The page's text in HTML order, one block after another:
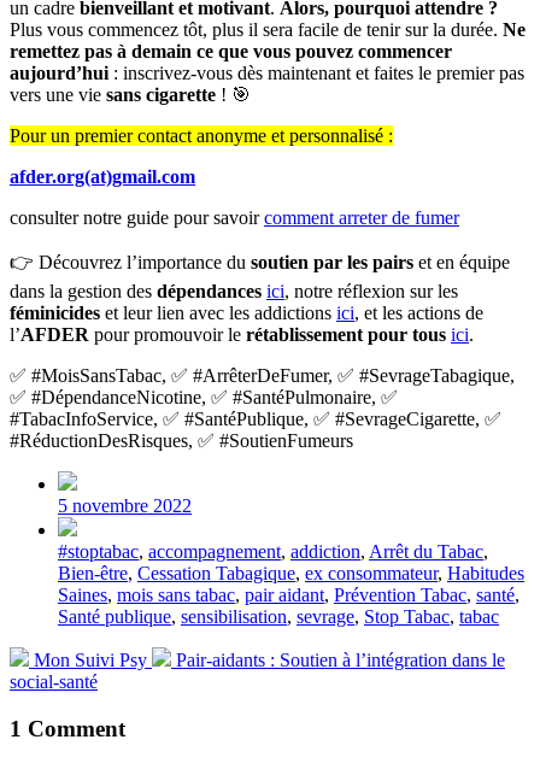
un cadre bienveillant et motivant. Alors, pourquoi attendre ?
Plus vous commencez tôt, plus il sera facile de tenir sur la durée. Ne
remettez pas à demain ce que vous pouvez commencer
aujourd’hui : inscrivez-vous dès maintenant et faites le premier pas
vers une vie sans cigarette ! 🎯
Pour un premier contact anonyme et personnalisé :
afder.org(at)gmail.com
consulter notre guide pour savoircomment arreter de fumer
👉 Découvrez l’importance du soutien par les pairs et en équipe
dans la gestion des dépendances ici, notre réflexion sur les
féminicides et leur lien avec les addictions ici, et les actions de
l’AFDER pour promouvoir le rétablissement pour tous ici.
✅ #MoisSansTabac, ✅ #ArrêterDeFumer, ✅ #SevrageTabagique,
✅ #DépendanceNicotine, ✅ #SantéPulmonaire, ✅
#TabacInfoService, ✅ #SantéPublique, ✅ #SevrageCigarette, ✅
#RéductionDesRisques, ✅ #SoutienFumeurs
Post
date
5 novembre 2022
Tagged
with
#stoptabac, accompagnement, addiction, Arrêt du Tabac,
Bien-être, Cessation Tabagique, ex consommateur, Habitudes
Saines, mois sans tabac, pair aidant, Prévention Tabac, santé,
Santé publique, sensibilisation, sevrage, Stop Tabac, tabac
Previous
post:
Mon Suivi Psy
Next
Pair-aidants : Soutien à l’intégration dans le
social-santé
1 Comment